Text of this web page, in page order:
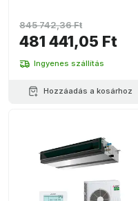
481 441,05 Ft
845 742,36 Ft
Ingyenes szállítás
Hozzáadás a kosárhoz